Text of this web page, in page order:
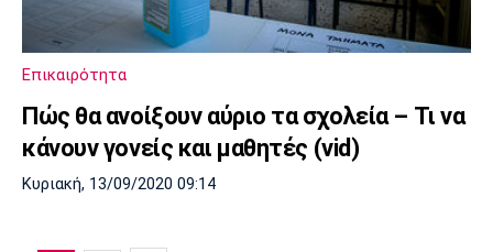
Επικαιρότητα
Πώς θα ανοίξουν αύριο τα σχολεία – Τι να
κάνουν γονείς και μαθητές (vid)
Κυριακή, 13/09/2020 09:14